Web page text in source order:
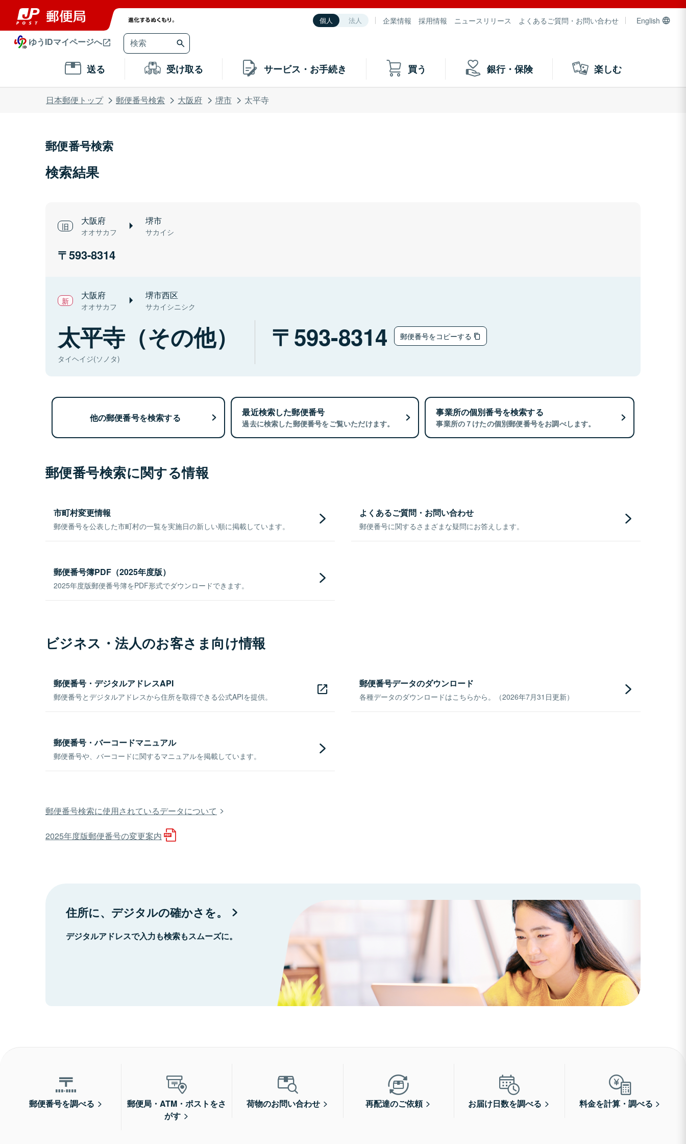
個人 法人 企業情報 採用情報 ニュースリリース よくあるご質問・お問い合わせ English
ゆうIDマイページへ
送る 受け取る サービス・お手続き 買う 銀行・保険 楽しむ
日本郵便トップ 郵便番号検索 大阪府 堺市 太平寺
郵便番号検索
検索結果
大阪府
オオサカフ
堺市
サカイシ
593-8314
大阪府
オオサカフ
堺市西区
サカイシニシク
太平寺（その他）
タイヘイジ(ソノタ)
593-8314 郵便番号をコピーする
他の郵便番号を検索する 最近検索した郵便番号
過去に検索した郵便番号をご覧いただけます。
事業所の個別番号を検索する
事業所の７けたの個別郵便番号をお調べします。
郵便番号検索に関する情報
市町村変更情報
郵便番号を公表した市町村の一覧を実施日の新しい順に掲載しています。
よくあるご質問・お問い合わせ
郵便番号に関するさまざまな疑問にお答えします。
郵便番号簿PDF（2025年度版）
2025年度版郵便番号簿をPDF形式でダウンロードできます。
ビジネス・法人のお客さま向け情報
郵便番号・デジタルアドレスAPI
郵便番号とデジタルアドレスから住所を取得できる公式APIを提供。
郵便番号データのダウンロード
各種データのダウンロードはこちらから。（2026年7月31日更新）
郵便番号・バーコードマニュアル
郵便番号や、バーコードに関するマニュアルを掲載しています。
郵便番号検索に使用されているデータについて
2025年度版郵便番号の変更案内
住所に、デジタルの確かさを。
デジタルアドレスで入力も検索もスムーズに。
郵便番号を調べる
郵便局・ATM・ポストをさ
がす
荷物のお問い合わせ 再配達のご依頼 お届け日数を調べる 料金を計算・調べる